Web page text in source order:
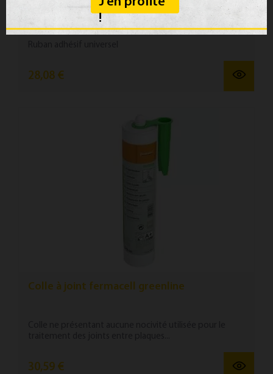
UNI TAPE
28,08 €
Colle à joint fermacell greenline
30,59 €
!